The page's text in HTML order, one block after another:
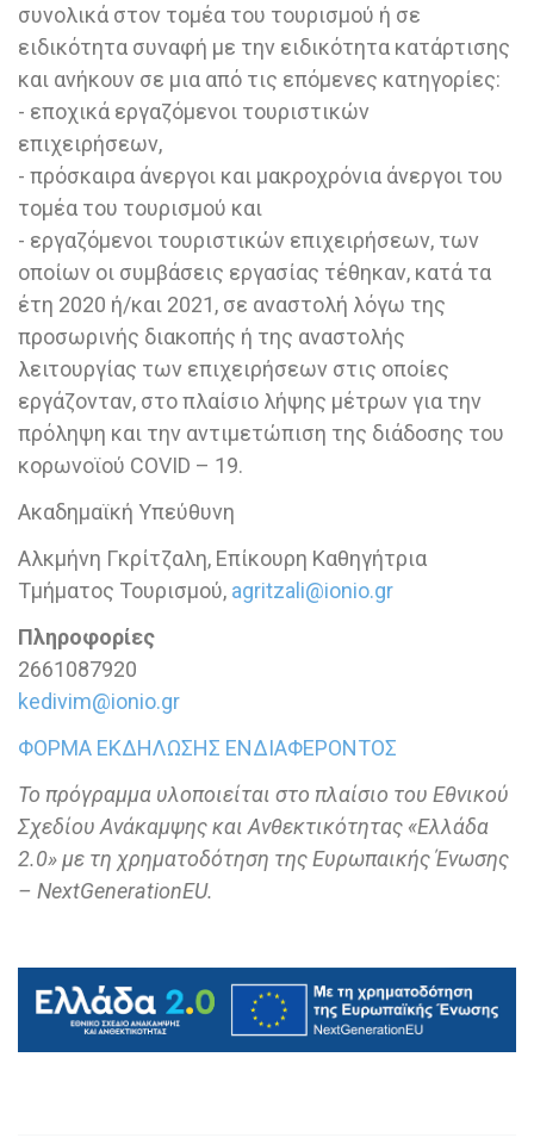
συνολικά στον τομέα του τουρισμού ή σε
ειδικότητα συναφή με την ειδικότητα κατάρτισης
και ανήκουν σε μια από τις επόμενες κατηγορίες:
- εποχικά εργαζόμενοι τουριστικών
επιχειρήσεων,
- πρόσκαιρα άνεργοι και μακροχρόνια άνεργοι του
τομέα του τουρισμού και
- εργαζόμενοι τουριστικών επιχειρήσεων, των
οποίων οι συμβάσεις εργασίας τέθηκαν, κατά τα
έτη 2020 ή/και 2021, σε αναστολή λόγω της
προσωρινής διακοπής ή της αναστολής
λειτουργίας των επιχειρήσεων στις οποίες
εργάζονταν, στο πλαίσιο λήψης μέτρων για την
πρόληψη και την αντιμετώπιση της διάδοσης του
κορωνοϊού COVID – 19.
Ακαδημαϊκή Υπεύθυνη
Αλκμήνη Γκρίτζαλη, Επίκουρη Καθηγήτρια
Τμήματος Τουρισμού, agritzali@ionio.gr
Πληροφορίες
2661087920
kedivim@ionio.gr
ΦΟΡΜΑ ΕΚΔΗΛΩΣΗΣ ΕΝΔΙΑΦΕΡΟΝΤΟΣ
Το πρόγραμμα υλοποιείται στο πλαίσιο του Εθνικού
Σχεδίου Ανάκαμψης και Ανθεκτικότητας «Ελλάδα
2.0» με τη χρηματοδότηση της Ευρωπαικής Ένωσης
– NextGenerationEU.